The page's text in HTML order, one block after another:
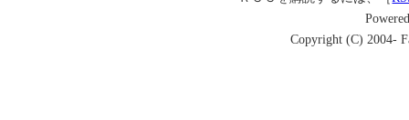
Copyright (C) 2004-